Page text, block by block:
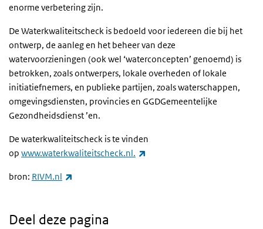
enorme verbetering zijn.
De Waterkwaliteitscheck is bedoeld voor iedereen die bij het
ontwerp, de aanleg en het beheer van deze
watervoorzieningen (ook wel ‘waterconcepten’ genoemd) is
betrokken, zoals ontwerpers, lokale overheden of lokale
initiatiefnemers, en publieke partijen, zoals waterschappen,
omgevingsdiensten, provincies en GGDGemeentelijke
Gezondheidsdienst ’en.
De waterkwaliteitscheck is te vinden
op www.waterkwaliteitscheck.nl.
bron: RIVM.nl
Deel deze pagina